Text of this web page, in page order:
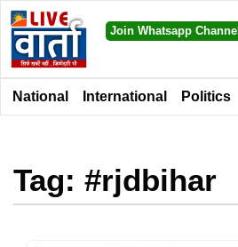
Join Whatsapp Channel
National International Politics
Tag: #rjdbihar